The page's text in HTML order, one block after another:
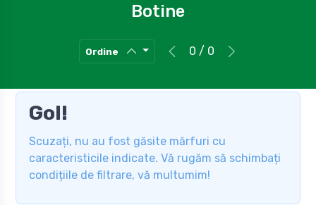
Botine
Ordine 0 / 0
Gol!
Scuzați, nu au fost găsite mărfuri cu
caracteristicile indicate. Vă rugăm să schimbați
condițiile de filtrare, vă multumim!